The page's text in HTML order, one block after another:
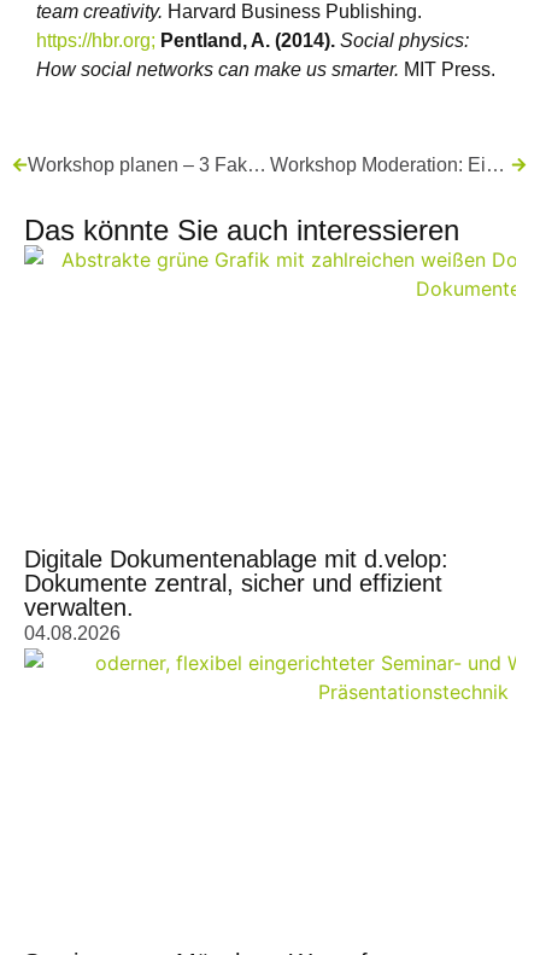
team creativity. Harvard Business Publishing.
https://hbr.org; Pentland, A. (2014). Social physics:
How social networks can make us smarter. MIT Press.
Workshop planen – 3 Faktoren für erfolgreiche Workshops Workshop Moderation: Eine Mischung aus Haltung und Handwerkszeug
Das könnte Sie auch interessieren
Digitale Dokumentenablage mit d.velop:
Dokumente zentral, sicher und effizient
verwalten.
04.08.2026